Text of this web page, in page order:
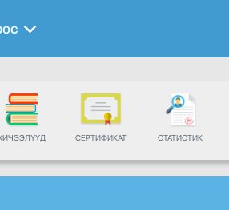
СЕРТИФИКАТ СТАТИСТИК